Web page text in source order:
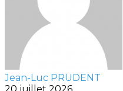
Jean-Luc PRUDENT
20 juillet 2026